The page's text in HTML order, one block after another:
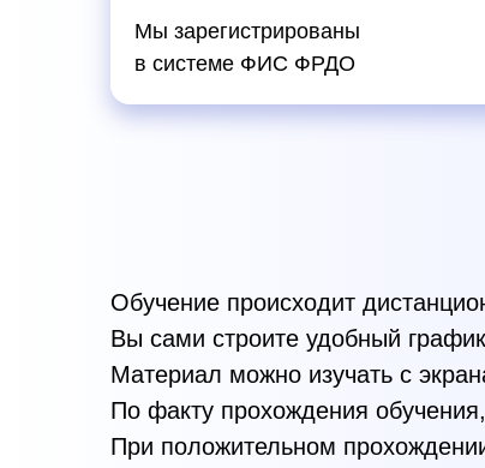
Мы зарегистрированы
в системе ФИС ФРДО
Обучение происходит
Вы сами строите удобный
Материал можно изучать с
По факту прохождения
При положительном